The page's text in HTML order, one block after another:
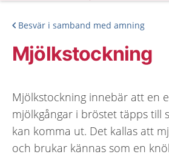
Besvär i samband med amning
Mjölkstockning
Mjölkstockning innebär att en
mjölkgångar i bröstet täpps till
kan komma ut. Det kallas att
och brukar kännas som en